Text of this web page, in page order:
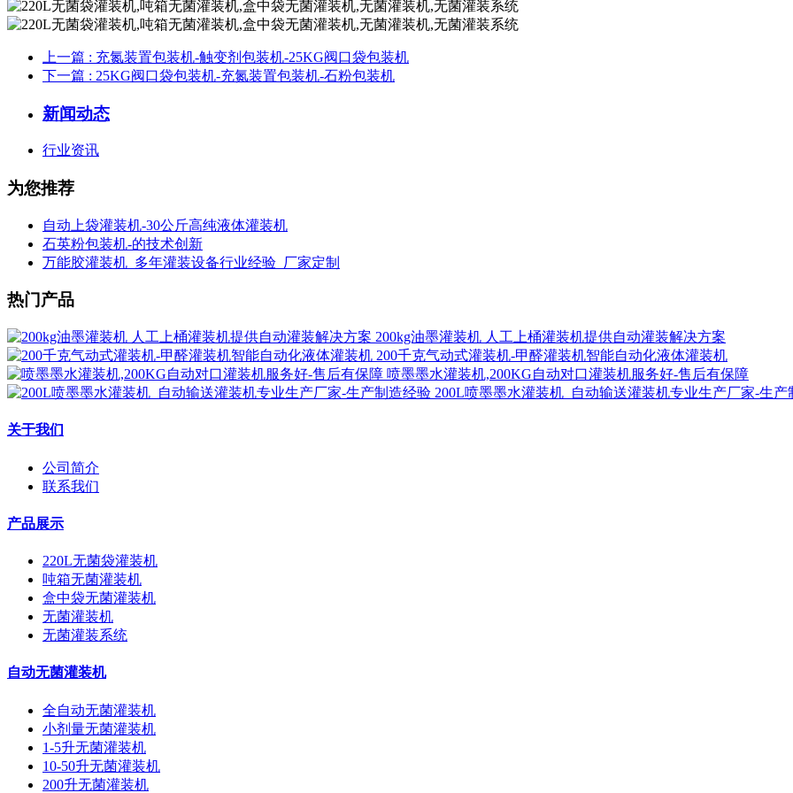
上一篇 : 充氮装置包装机-触变剂包装机-25KG阀口袋包装机
下一篇 : 25KG阀口袋包装机-充氮装置包装机-石粉包装机
新闻动态
行业资讯
为您推荐
自动上袋灌装机-30公斤高纯液体灌装机
石英粉包装机-的技术创新
万能胶灌装机_多年灌装设备行业经验_厂家定制
热门产品
200kg油墨灌装机 人工上桶灌装机提供自动灌装解决方案
200千克气动式灌装机-甲醛灌装机智能自动化液体灌装机
喷墨墨水灌装机,200KG自动对口灌装机服务好-售后有保障
200L喷墨墨水灌装机_自动输送灌装机专业生产厂家-生产
关于我们
公司简介
联系我们
产品展示
220L无菌袋灌装机
吨箱无菌灌装机
盒中袋无菌灌装机
无菌灌装机
无菌灌装系统
自动无菌灌装机
全自动无菌灌装机
小剂量无菌灌装机
1-5升无菌灌装机
10-50升无菌灌装机
200升无菌灌装机